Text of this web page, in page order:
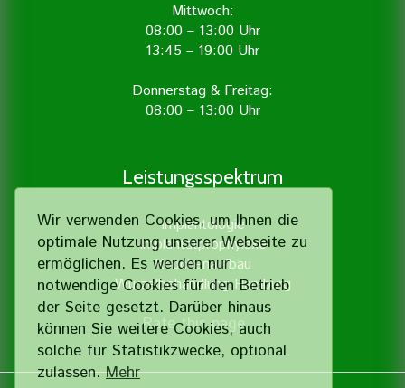
Wir verwenden Cookies, um Ihnen die
optimale Nutzung unserer Webseite zu
ermöglichen. Es werden nur
notwendige Cookies für den Betrieb
der Seite gesetzt. Darüber hinaus
können Sie weitere Cookies, auch
solche für Statistik­zwecke, optional
zulassen.Mehr
Mittwoch:
08:00 – 13:00 Uhr
13:45 – 19:00 Uhr
Donnerstag & Freitag:
08:00 – 13:00 Uhr
Leistungsspektrum
Implantologie
Implantatprophylaxe
Knochenaufbau
Wurzelbehandlung Hamburg
Rate this page